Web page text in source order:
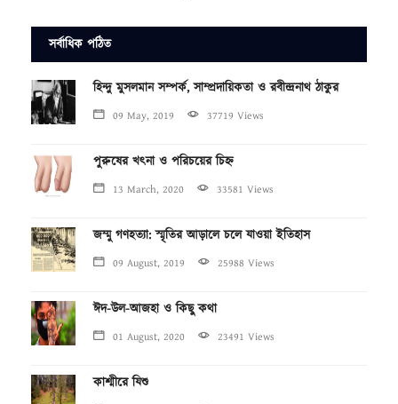
সর্বাধিক পঠিত
হিন্দু মুসলমান সম্পর্ক, সাম্প্রদায়িকতা ও রবীন্দ্রনাথ ঠাকুর
09 May, 2019 37719 Views
পুরুষের খৎনা ও পরিচয়ের চিহ্ন
13 March, 2020 33581 Views
জম্মু গণহত্যা: স্মৃতির আড়ালে চলে যাওয়া ইতিহাস
09 August, 2019 25988 Views
ঈদ-উল-আজহা ও কিছু কথা
01 August, 2020 23491 Views
কাশ্মীরে যিশু